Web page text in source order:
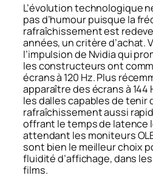
L’évolution technologique
pas d’humour puisque la
rafraîchissement est
années, un critère d’achat.
l’impulsion de Nvidia qui
les constructeurs ont
écrans à 120 Hz. Plus
apparaître des écrans à 144
les dalles capables de tenir
rafraîchissement aussi
offrant le temps de latence
attendant les moniteurs
sont bien le meilleur choix
fluidité d’affichage, dans
films.